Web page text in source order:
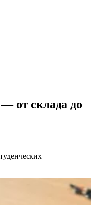
от склада до